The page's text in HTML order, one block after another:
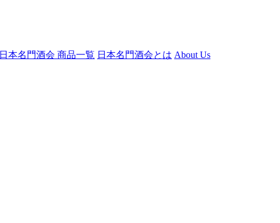
日本名門酒会 商品一覧 日本名門酒会とは About Us